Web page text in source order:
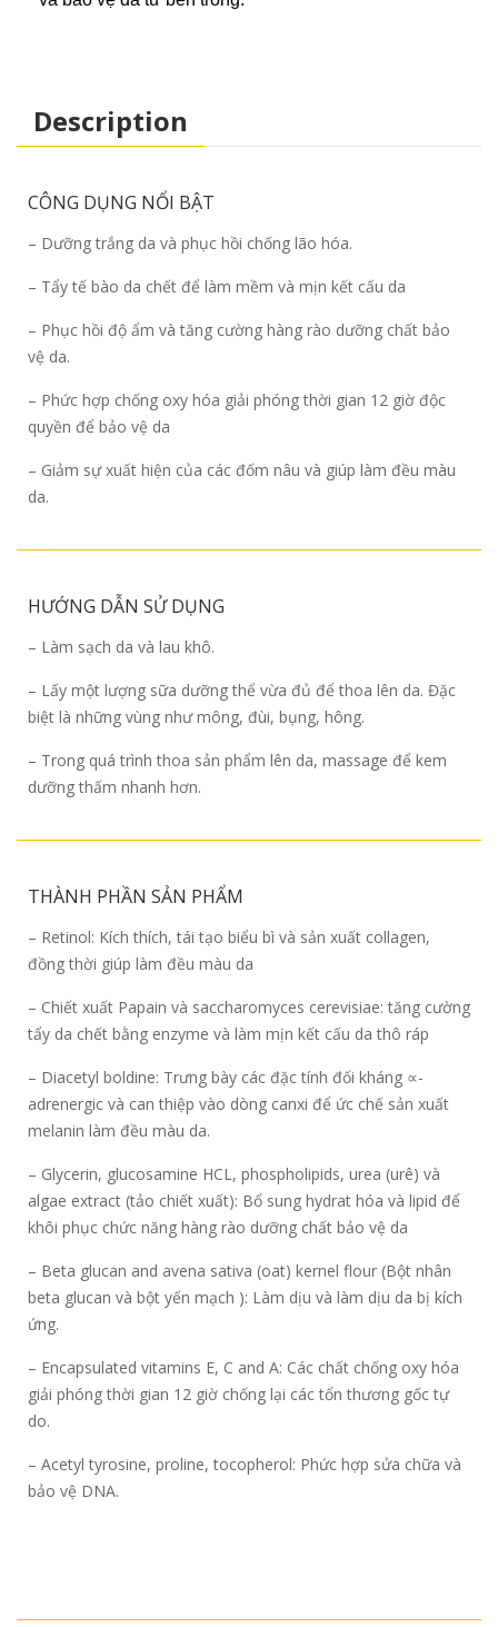
Description
CÔNG DỤNG NỔI BẬT
– Dưỡng trắng da và phục hồi chống lão hóa.
– Tẩy tế bào da chết để làm mềm và mịn kết cấu da
– Phục hồi độ ẩm và tăng cường hàng rào dưỡng chất bảo
vệ da.
– Phức hợp chống oxy hóa giải phóng thời gian 12 giờ độc
quyền để bảo vệ da
– Giảm sự xuất hiện của các đốm nâu và giúp làm đều màu
da.
HƯỚNG DẪN SỬ DỤNG
– Làm sạch da và lau khô.
– Lấy một lượng sữa dưỡng thể vừa đủ để thoa lên da. Đặc
biệt là những vùng như mông, đùi, bụng, hông.
– Trong quá trình thoa sản phẩm lên da, massage để kem
dưỡng thấm nhanh hơn.
THÀNH PHẦN SẢN PHẨM
– Retinol: Kích thích, tái tạo biểu bì và sản xuất collagen,
đồng thời giúp làm đều màu da
– Chiết xuất Papain và saccharomyces cerevisiae: tăng cường
tẩy da chết bằng enzyme và làm mịn kết cấu da thô ráp
– Diacetyl boldine: Trưng bày các đặc tính đối kháng ∝-
adrenergic và can thiệp vào dòng canxi để ức chế sản xuất
melanin làm đều màu da.
– Glycerin, glucosamine HCL, phospholipids, urea (urê) và
algae extract (tảo chiết xuất): Bổ sung hydrat hóa và lipid để
khôi phục chức năng hàng rào dưỡng chất bảo vệ da
– Beta glucan and avena sativa (oat) kernel flour (Bột nhân
beta glucan và bột yến mạch ): Làm dịu và làm dịu da bị kích
ứng.
– Encapsulated vitamins E, C and A: Các chất chống oxy hóa
giải phóng thời gian 12 giờ chống lại các tổn thương gốc tự
do.
– Acetyl tyrosine, proline, tocopherol: Phức hợp sửa chữa và
bảo vệ DNA.